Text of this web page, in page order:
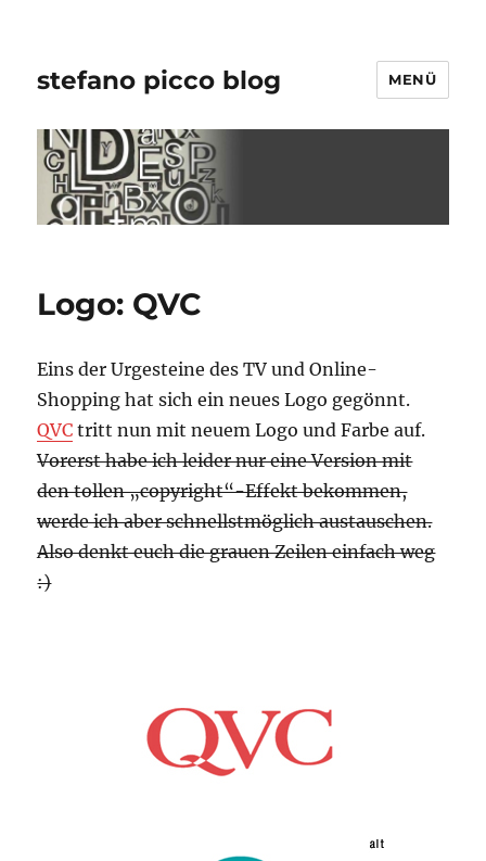
stefano picco blog MENÜ
Logo: QVC
Eins der Urgesteine des TV und Online-
Shopping hat sich ein neues Logo gegönnt.
QVC tritt nun mit neuem Logo und Farbe auf.
Vorerst habe ich leider nur eine Version mit
den tollen „copyright“-Effekt bekommen,
werde ich aber schnellstmöglich austauschen.
Also denkt euch die grauen Zeilen einfach weg
:)